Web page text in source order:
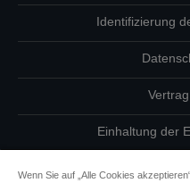
Identifizierung
Einhaltung der
Wenn Sie auf „Alle Cookies